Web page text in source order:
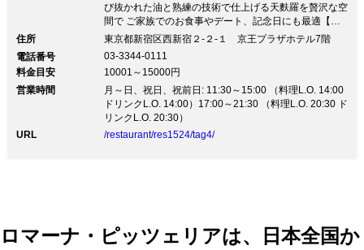
び抜かれた油と熟練の技術で仕上げる天麩羅を贅沢な空
間で ご家族でのお食事やデート、記念日にも最適【都
庁前駅徒歩1分】厳選された食材を使用し職人が丁寧に
麩羅9種とお造り等が付いた料理長おすすめコース『あ
かぎ』13,000円（税込） ☆8種の天麩羅とかき揚げ小天
丼、デザートなどが揃う『つくば』10,000円（税込）
ほか ◆ランチ ☆旬の食材が盛りだくさんのお得な平日
限定ランチコース『しなの』3,800円（税込） ☆こだわ
りの天麩羅やかき揚げ小天丼が味わえる『ひたち』
住所
東京都新宿区西新宿２-２-１ 京王プラザホテル7階
電話番号
03-3344-0111
料金目安
10001～15000円
営業時間
月～日、祝日、祝前日: 11:30～15:00 （料理L.O. 14:00
ドリンクL.O. 14:00）17:00～21:30 （料理L.O. 20:30 ド
リンクL.O. 20:30）
URL
/restaurant/res1524/tag4/
ロマーナ・ピッツェリアは、日本全国か